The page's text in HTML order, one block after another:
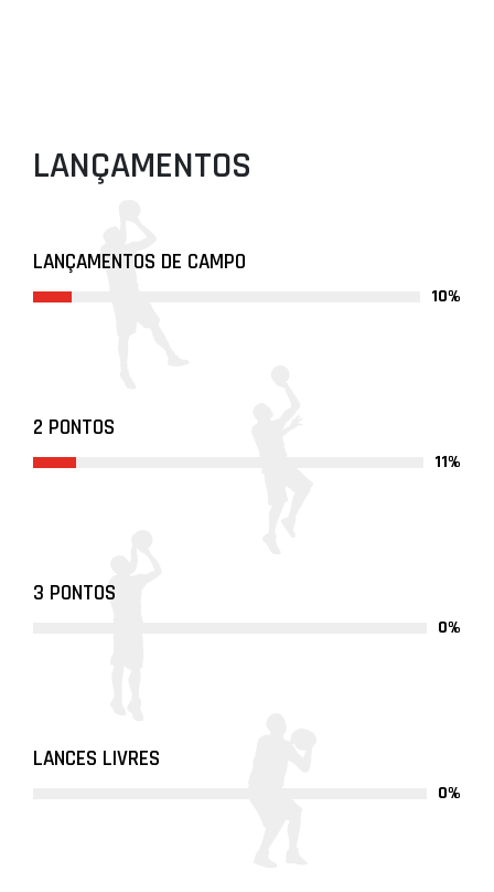
LANÇAMENTOS
LANÇAMENTOS DE CAMPO
10%
2 PONTOS
11%
3 PONTOS
0%
LANCES LIVRES
0%